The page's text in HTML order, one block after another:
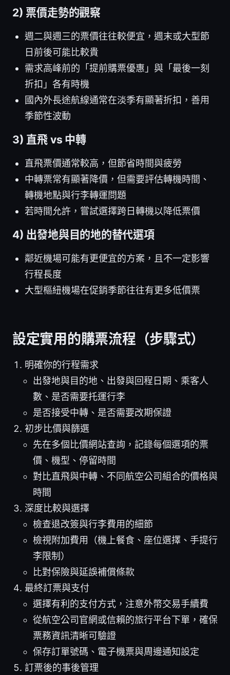
2) 票價走勢的觀察
週二與週三的票價往往較便宜，週末或大型節
日前後可能比較貴
需求高峰前的「提前購票優惠」與「最後一刻
折扣」各有時機
國內外長途航線通常在淡季有顯著折扣，善用
季節性波動
3) 直飛 vs 中轉
直飛票價通常較高，但節省時間與疲勞
中轉票常有顯著降價，但需要評估轉機時間、
轉機地點與行李轉運問題
若時間允許，嘗試選擇跨日轉機以降低票價
4) 出發地與目的地的替代選項
鄰近機場可能有更便宜的方案，且不一定影響
行程長度
大型樞紐機場在促銷季節往往有更多低價票
設定實用的購票流程（步驟式）
明確你的行程需求
出發地與目的地、出發與回程日期、乘客人
數、是否需要托運行李
是否接受中轉、是否需要改期保證
初步比價與篩選
先在多個比價網站查詢，記錄每個選項的票
價、機型、停留時間
對比直飛與中轉、不同航空公司組合的價格與
時間
深度比較與選擇
檢查退改簽與行李費用的細節
檢視附加費用（機上餐食、座位選擇、手提行
李限制）
比對保險與延誤補償條款
最終訂票與支付
選擇有利的支付方式，注意外幣交易手續費
從航空公司官網或信賴的旅行平台下單，確保
票務資訊清晰可驗證
保存訂單號碼、電子機票與周邊通知設定
訂票後的事後管理